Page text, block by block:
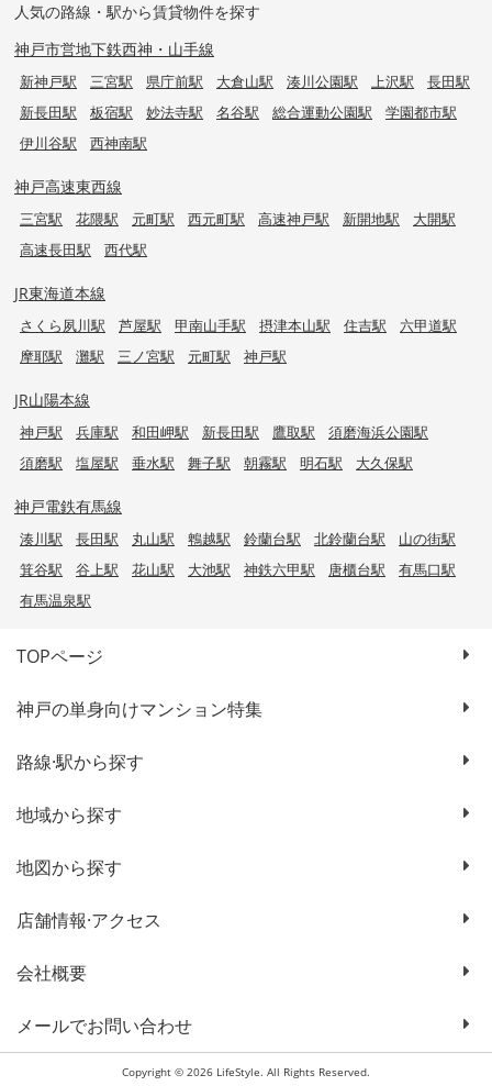
人気の路線・駅から賃貸物件を探す
神戸市営地下鉄西神・山手線
新神戸駅 三宮駅 県庁前駅 大倉山駅 湊川公園駅 上沢駅
長田駅
新長田駅
板宿駅 妙法寺駅 名谷駅 総合運動公園駅
学園都市駅
伊川谷駅
西神南駅
神戸高速東西線
三宮駅 花隈駅 元町駅 西元町駅 高速神戸駅 新開地駅
大開駅
高速長田駅
西代駅
JR東海道本線
さくら夙川駅 芦屋駅 甲南山手駅 摂津本山駅 住吉駅
六甲道駅
摩耶駅
灘駅 三ノ宮駅 元町駅 神戸駅
JR山陽本線
神戸駅 兵庫駅 和田岬駅 新長田駅 鷹取駅
須磨海浜公園駅
須磨駅
塩屋駅 垂水駅 舞子駅 朝霧駅 明石駅 大久保駅
神戸電鉄有馬線
湊川駅 長田駅 丸山駅 鵯越駅 鈴蘭台駅 北鈴蘭台駅
山の街駅
箕谷駅
谷上駅 花山駅 大池駅 神鉄六甲駅 唐櫃台駅
有馬口駅
有馬温泉駅
TOPページ
神戸の単身向けマンション特集
路線·駅から探す
地域から探す
地図から探す
店舗情報·アクセス
会社概要
メールでお問い合わせ
Copyright © 2026 LifeStyle. All Rights Reserved.